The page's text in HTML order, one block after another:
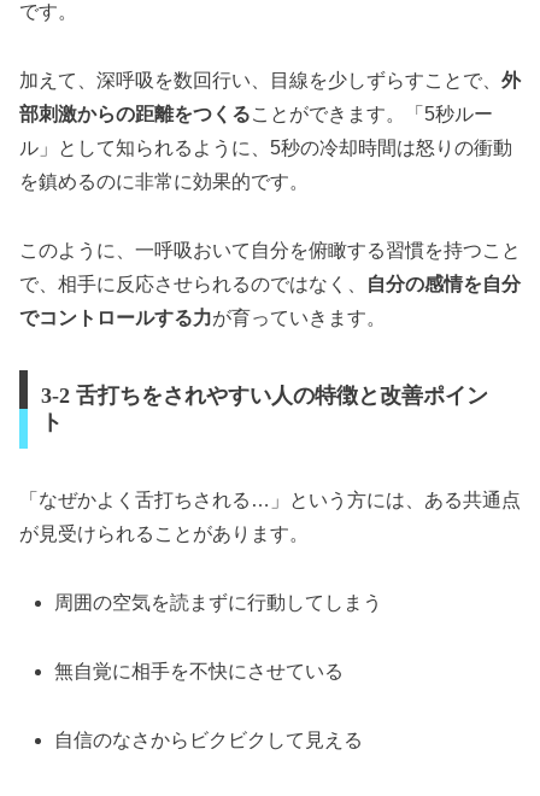
です。
加えて、深呼吸を数回行い、目線を少しずらすことで、 外
部刺激からの距離をつくることができます。「5秒ルー
ル」として知られるように、5秒の冷却時間は怒りの衝動
を鎮めるのに非常に効果的です。
このように、一呼吸おいて自分を俯瞰する習慣を持つこと
で、相手に反応させられるのではなく、
自分の感情を自分
でコントロールする力が育っていきます。
3-2 舌打ちをされやすい人の特徴と改善ポイン
ト
「なぜかよく舌打ちされる…」という方には、ある共通点
が見受けられることがあります。
周囲の空気を読まずに行動してしまう
無自覚に相手を不快にさせている
自信のなさからビクビクして見える